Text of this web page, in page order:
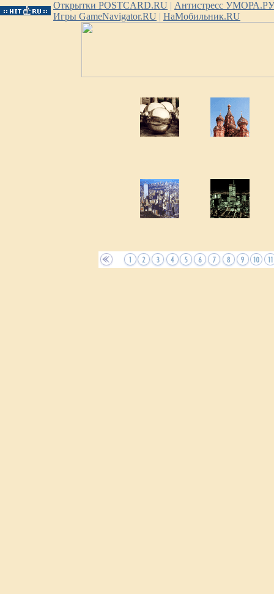
Открытки POSTCARD.RU | Антистресс УМОРА.РУ
Игры GameNavigator.RU | НаМобильник.RU